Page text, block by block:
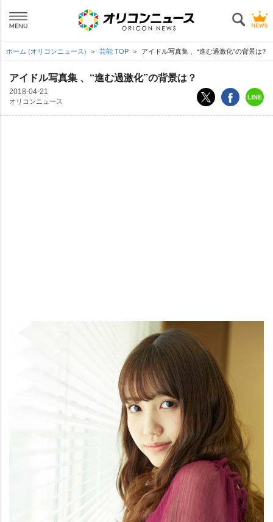
ホーム (オリコンニュース) 芸能 TOP アイドル写真集 、“進む過激化”の背景は?
アイドル写真集 、“進む過激化”の背景は？
2018-04-21
オリコンニュース